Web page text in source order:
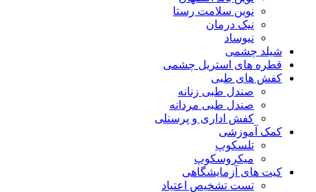
نوین سلامت رستا
نیک درمان
نیوساد
شیلد چشمی
قطره های استریل چشمی
کفش های طبی
صندل طبی زنانه
صندل طبی مردانه
کفش اداری و پرسنلی
کمک آموزشی
تلسکوپ
میکروسکوپ
کیت های آزمایشگاهی
تست تشخیص اعتیاد